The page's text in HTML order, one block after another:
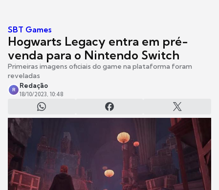
SBT Games
Hogwarts Legacy entra em pré-
venda para o Nintendo Switch
Primeiras imagens oficiais do game na plataforma foram
reveladas
R
Redação
18/10/2023, 10:48